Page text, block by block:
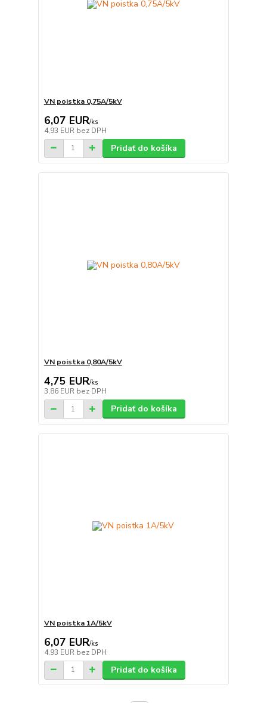
VN poistka 0,75A/5kV
6,07 EUR/ks
4,93 EUR bez DPH
Pridať do košíka
VN poistka 0,80A/5kV
4,75 EUR/ks
3,86 EUR bez DPH
Pridať do košíka
VN poistka 1A/5kV
6,07 EUR/ks
4,93 EUR bez DPH
Pridať do košíka